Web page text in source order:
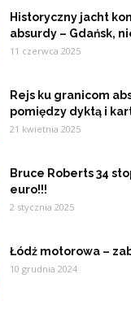
Historyczny jacht
absurdy – Gdańsk,
11 czerwca 2025
Rejs ku granicom
pomiędzy dyktą i
21 kwietnia 2025
Bruce Roberts 34
euro!!!
2 stycznia 2025
Łódź motorowa –
10 grudnia 2024